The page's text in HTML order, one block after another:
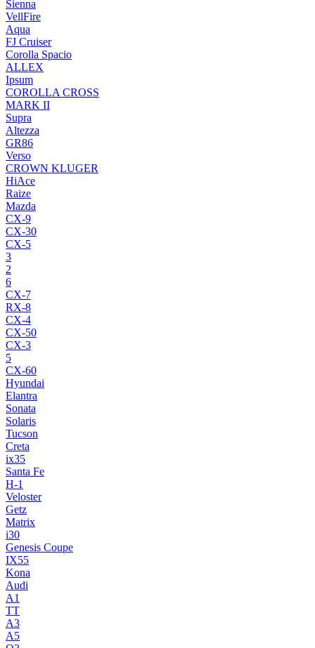
Sienna
VellFire
Aqua
FJ Cruiser
Corolla Spacio
ALLEX
Ipsum
COROLLA CROSS
MARK II
Supra
Altezza
GR86
Verso
CROWN KLUGER
HiAce
Raize
Mazda
CX-9
CX-30
CX-5
3
2
6
CX-7
RX-8
CX-4
CX-50
CX-3
5
CX-60
Hyundai
Elantra
Sonata
Solaris
Tucson
Creta
ix35
Santa Fe
H-1
Veloster
Getz
Matrix
i30
Genesis Coupe
IX55
Kona
Audi
A1
TT
A3
A5